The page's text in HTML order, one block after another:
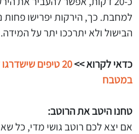
למחבת. כך, הירקות יפרישו פחות
הבישול ולא יתרככו יתר על המידה.
כדאי לקרוא >>
20 טיפים
במטבח
טחנו היטב את הרוטב:
אם יצא לכם רוטב גושי מדי, כל